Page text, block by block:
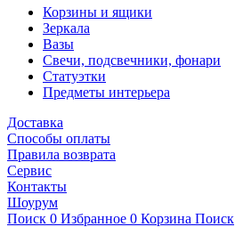
Корзины и ящики
Зеркала
Вазы
Свечи, подсвечники, фонари
Статуэтки
Предметы интерьера
Доставка
Способы оплаты
Правила возврата
Сервис
Контакты
Шоурум
Поиск 0 Избранное 0 Корзина Поиск